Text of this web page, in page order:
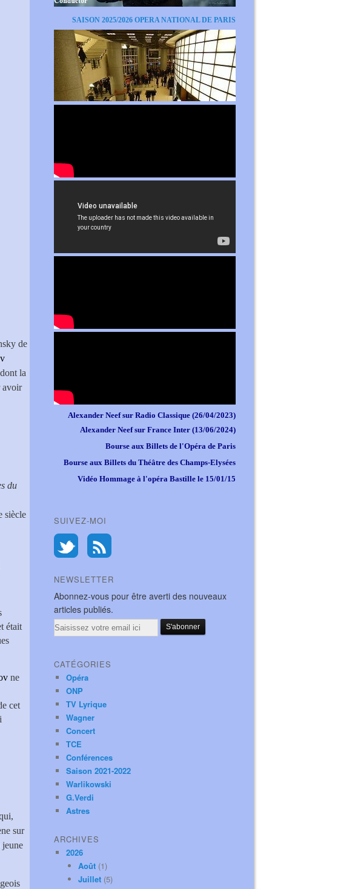
de
la
avoir
du
siècle
était
ne
cet
sur
jeune
SAISON 2025/2026 OPERA NATIONAL DE PARIS
Alexander Neef sur Radio Classique (26/04/2023)
Alexander Neef sur France Inter (13/06/2024)
Bourse aux Billets de l'Opéra de Paris
Bourse aux Billets du Théâtre des Champs-Elysées
Vidéo Hommage à l'opéra Bastille le 15/01/15
SUIVEZ-MOI
NEWSLETTER
Abonnez-vous pour être averti des nouveaux
articles publiés.
Email
CATÉGORIES
Opéra
ONP
TV Lyrique
Wagner
Concert
TCE
Conférences
Saison 2021-2022
Warlikowski
G.Verdi
Astres
ARCHIVES
2026
Août (1)
Juillet (5)